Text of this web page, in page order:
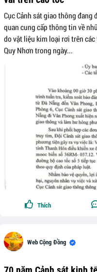
Cục Cảnh sát giao thông
quan cung cấp thông tin về
do vật liệu kim loại rơi trên
Quy Nhơn trong ngày...
Thích
Web Cộng Đồng